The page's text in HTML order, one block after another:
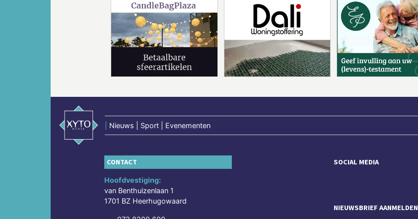
Nieuws | Sport | Evenementen
CONTACT
Hoofdvestiging:
van Benthuizenlaan 1
1701 BZ Heerhugowaard
SOCIAL MEDIA
NIEUWSBRIEF AANMELDEN